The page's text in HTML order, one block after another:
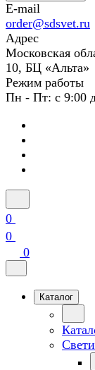
E-mail
order@sdsvet.ru
Адрес
Московская
10, БЦ «Альта»
Режим работы
Пн - Пт: с 9:00
0
0
0
Каталог